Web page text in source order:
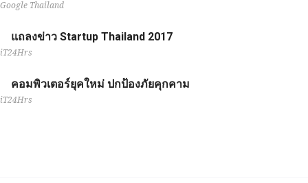
Google Thailand
แถลงข่าว Startup Thailand 2017
iT24Hrs
คอมพิวเตอร์ยุคใหม่ ปกป้องภัยคุกคาม
iT24Hrs